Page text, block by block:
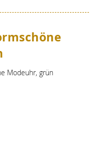
Modeuhr, grün